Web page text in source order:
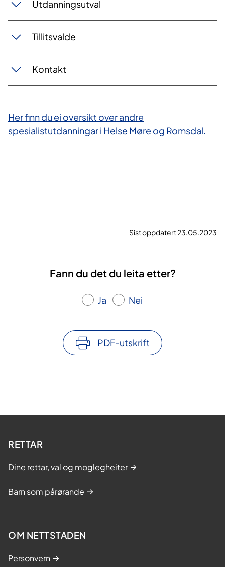
Utdanningsutval
Tillitsvalde
Kontakt
Her finn du ei oversikt over andre
spesialistutdanningar i Helse Møre og Romsdal.
Sist oppdatert 23.05.2023
Fann du det du leita etter?
Ja Nei
PDF-utskrift
RETTAR
Dine rettar, val og moglegheiter
Barn som pårørande
OM NETTSTADEN
Personvern